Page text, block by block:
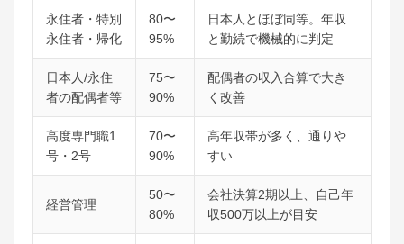
永住者・特別
永住者・帰化
80〜
95%
日本人とほぼ同等。年収
と勤続で機械的に判定
日本人/永住
者の配偶者等
75〜
90%
配偶者の収入合算で大き
く改善
高度専門職1
号・2号
70〜
90%
高年収帯が多く、通りや
すい
経営管理
50〜
80%
会社決算2期以上、自己年
収500万以上が目安